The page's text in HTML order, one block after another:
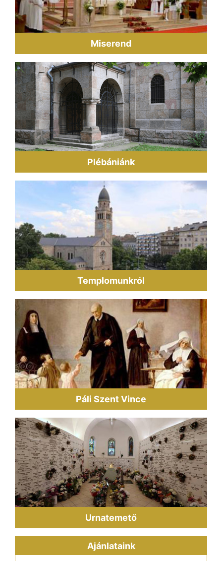
Miserend
Plébániánk
Templomunkról
Páli Szent Vince
Urnatemető
Ajánlataink